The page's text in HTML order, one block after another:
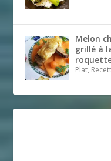
Melon
grillé à
roquette
Plat,